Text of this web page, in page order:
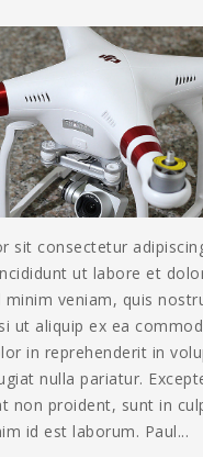
sit consectetur
ut labore et
minim veniam, quis
ut aliquip ex ea
in reprehenderit in
nulla pariatur.
non proident, sunt in
id est laborum. Paul...